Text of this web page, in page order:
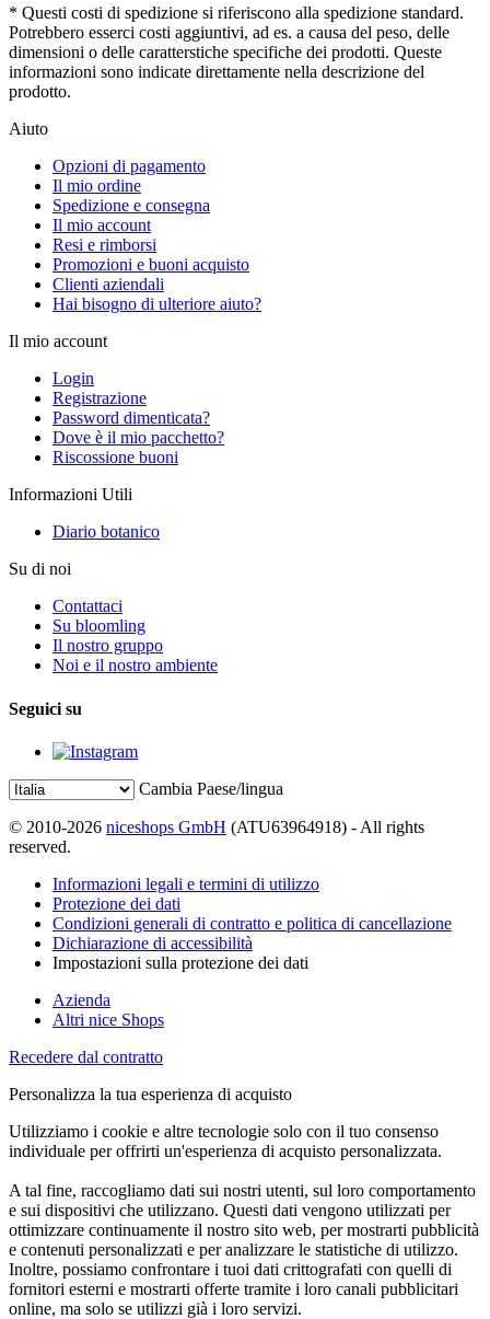
* Questi costi di spedizione si riferiscono alla spedizione standard.
Potrebbero esserci costi aggiuntivi, ad es. a causa del peso, delle
dimensioni o delle caratterstiche specifiche dei prodotti. Queste
informazioni sono indicate direttamente nella descrizione del
prodotto.
Aiuto
Opzioni di pagamento
Il mio ordine
Spedizione e consegna
Il mio account
Resi e rimborsi
Promozioni e buoni acquisto
Clienti aziendali
Hai bisogno di ulteriore aiuto?
Il mio account
Login
Registrazione
Password dimenticata?
Dove è il mio pacchetto?
Riscossione buoni
Informazioni Utili
Diario botanico
Su di noi
Contattaci
Su bloomling
Il nostro gruppo
Noi e il nostro ambiente
Seguici su
Cambia Paese/lingua
© 2010-2026 niceshops GmbH (ATU63964918) - All rights
reserved.
Informazioni legali e termini di utilizzo
Protezione dei dati
Condizioni generali di contratto e politica di cancellazione
Dichiarazione di accessibilità
Impostazioni sulla protezione dei dati
Azienda
Altri nice Shops
Recedere dal contratto
Personalizza la tua esperienza di acquisto
Utilizziamo i cookie e altre tecnologie solo con il tuo consenso
individuale per offrirti un'esperienza di acquisto personalizzata.
A tal fine, raccogliamo dati sui nostri utenti, sul loro comportamento
e sui dispositivi che utilizzano. Questi dati vengono utilizzati per
ottimizzare continuamente il nostro sito web, per mostrarti pubblicità
e contenuti personalizzati e per analizzare le statistiche di utilizzo.
Inoltre, possiamo confrontare i tuoi dati crittografati con quelli di
fornitori esterni e mostrarti offerte tramite i loro canali pubblicitari
online, ma solo se utilizzi già i loro servizi.